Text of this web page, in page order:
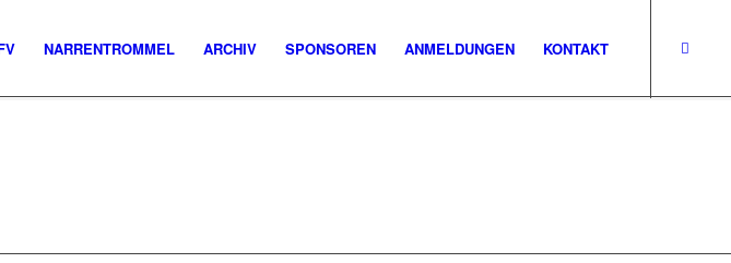
NARRENTROMMEL ARCHIV SPONSOREN ANMELDUNGEN KONTAKT